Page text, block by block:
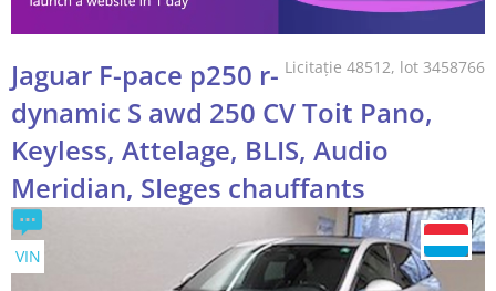
Licitație 48512, lot 3458766
Jaguar F-pace p250 r-
dynamic S awd 250 CV Toit Pano,
Keyless, Attelage, BLIS, Audio
Meridian, SIeges chauffants
VIN